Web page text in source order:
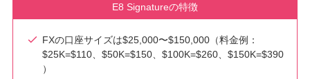
E8 Signatureの特徴
FXの口座サイズは$25,000〜$150,000（料金例：
$25K=$110、$50K=$150、$100K=$260、$150K=$390
）